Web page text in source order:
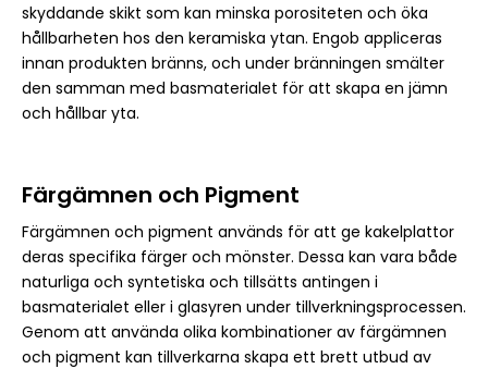
skyddande skikt som kan minska porositeten och öka
hållbarheten hos den keramiska ytan. Engob appliceras
innan produkten bränns, och under bränningen smälter
den samman med basmaterialet för att skapa en jämn
och hållbar yta.
Färgämnen och Pigment
Färgämnen och pigment används för att ge kakelplattor
deras specifika färger och mönster. Dessa kan vara både
naturliga och syntetiska och tillsätts antingen i
basmaterialet eller i glasyren under tillverkningsprocessen.
Genom att använda olika kombinationer av färgämnen
och pigment kan tillverkarna skapa ett brett utbud av